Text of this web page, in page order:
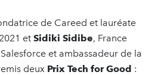
de Careed et lauréate
et Sidiki Sidibe, France
et ambassadeur de la
deux Prix Tech for Good :